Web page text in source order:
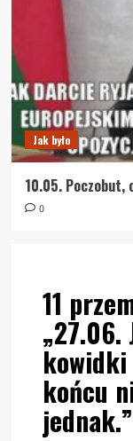
Jak było
10.05.
0
11
„27.06.
kowidki
końcu
jednak.”